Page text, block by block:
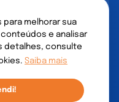
para melhorar sua
e analisar
detalhes, consulte
Saiba mais
os direitos reservados.